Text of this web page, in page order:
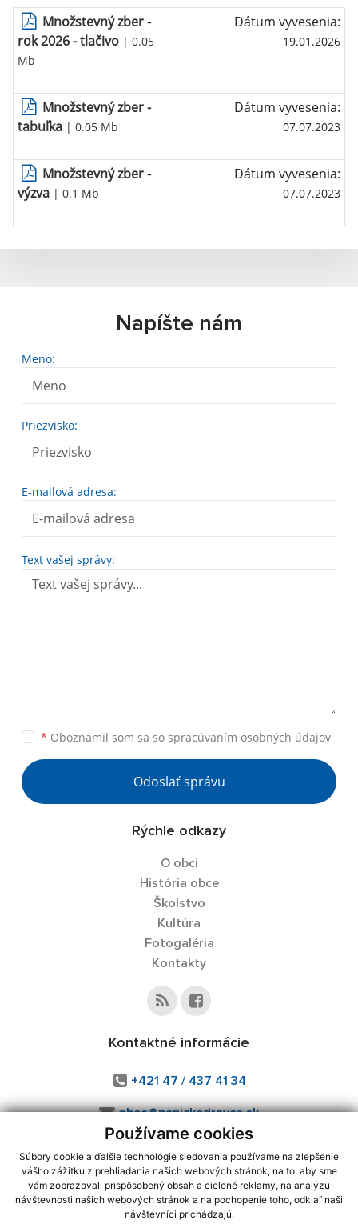
Používame cookies
Súbory cookie a ďalšie technológie sledovania používame na zlepšenie
vášho zážitku z prehliadania našich webových stránok, na to, aby sme
vám zobrazovali prispôsobený obsah a cielené reklamy, na analýzu
návštevnosti našich webových stránok a na pochopenie toho, odkiaľ naši
návštevníci prichádzajú.
Množstevný zber -
rok 2026 - tlačivo | 0.05
Mb
Dátum vyvesenia:
19.01.2026
Množstevný zber -
tabuľka | 0.05 Mb
Dátum vyvesenia:
07.07.2023
Množstevný zber -
výzva | 0.1 Mb
Dátum vyvesenia:
07.07.2023
Napíšte nám
Meno:
Priezvisko:
E-mailová adresa:
Text vašej správy:
* Oboznámil som sa so spracúvaním osobných údajov
Odoslať správu
Rýchle odkazy
O obci
História obce
Školstvo
Kultúra
Fotogaléria
Kontakty
Kontaktné informácie
+421 47 / 437 41 34
obec@panickedravce.sk
využite možnosť získavania aktuálnych informácií s využitím RSS
CMS systém (redakčný) systém ECHELON 2,Mapa stránok,web portál
webex.digital, s.r.o.,domény,registrácia domény